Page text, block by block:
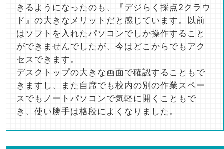
きるようになったのも、『デジらく採点2クラウ
ド』の大きなメリットだと感じています。以前
はソフトを入れたパソコンでしか操作すること
ができませんでしたが、今はどこからでもアク
セスできます。
デスクトップの大きな画面で確認することもで
きますし、また自席でも校内の別の作業スペー
スでもノートパソコンで気軽に開くこともで
き、使い勝手は格段によくなりました。